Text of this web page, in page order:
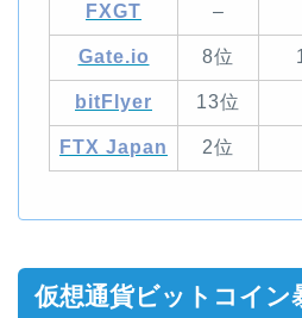
FXGT –
Gate.io 8位
bitFlyer 13位
FTX Japan 2位
仮想通貨ビットコイン